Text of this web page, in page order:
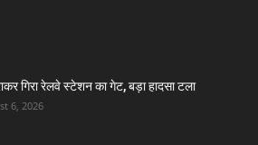
गिरा रेलवे स्टेशन का गेट, बड़ा हादसा टला
6, 2026